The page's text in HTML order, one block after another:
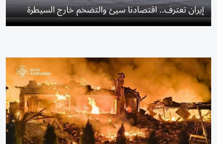
إيران تعترف.. اقتصادنا سيئ والتضخم خارج السيطرة